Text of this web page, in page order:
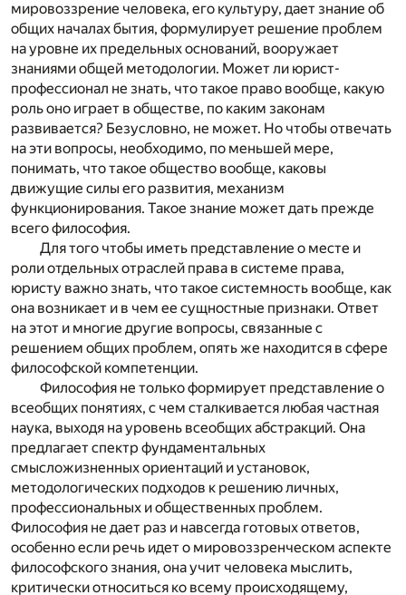
мировоззрение человека, его культуру, дает знание об
общих началах бытия, формулирует решение проблем
на уровне их предельных оснований, вооружает
знаниями общей методологии. Может ли юрист-
профессионал не знать, что такое право вообще, какую
роль оно играет в обществе, по каким законам
развивается? Безусловно, не может. Но чтобы отвечать
на эти вопросы, необходимо, по меньшей мере,
понимать, что такое общество вообще, каковы
движущие силы его развития, механизм
функционирования. Такое знание может дать прежде
всего философия.
Для того чтобы иметь представление о месте и
роли отдельных отраслей права в системе права,
юристу важно знать, что такое системность вообще, как
она возникает и в чем ее сущностные признаки. Ответ
на этот и многие другие вопросы, связанные с
решением общих проблем, опять же находится в сфере
философской компетенции.
Философия не только формирует представление о
всеобщих понятиях, с чем сталкивается любая частная
наука, выходя на уровень всеобщих абстракций. Она
предлагает спектр фундаментальных
смысложизненных ориентаций и установок,
методологических подходов к решению личных,
профессиональных и общественных проблем.
Философия не дает раз и навсегда готовых ответов,
особенно если речь идет о мировоззренческом аспекте
философского знания, она учит человека мыслить,
критически относиться ко всему происходящему,